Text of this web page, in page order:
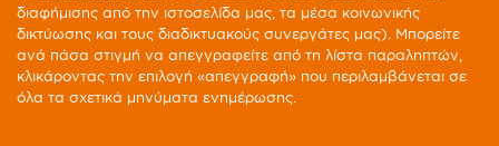
διαφήμισης από την ιστοσελίδα μας, τα μέσα κοινωνικής
δικτύωσης και τους διαδικτυακούς συνεργάτες μας). Μπορείτε
ανά πάσα στιγμή να απεγγραφείτε από τη λίστα παραληπτών,
κλικάροντας την επιλογή «απεγγραφή» που περιλαμβάνεται σε
όλα τα σχετικά μηνύματα ενημέρωσης.